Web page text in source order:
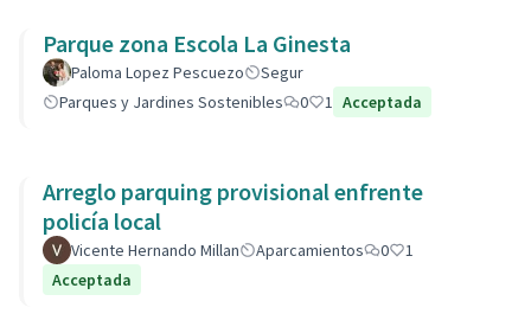
Parque zona Escola La Ginesta
Paloma Lopez Pescuezo
Segur
Parques y Jardines Sostenibles
0 1 Acceptada
Arreglo parquing provisional enfrente
policía local
Vicente Hernando Millan Aparcamientos 0
1
Acceptada